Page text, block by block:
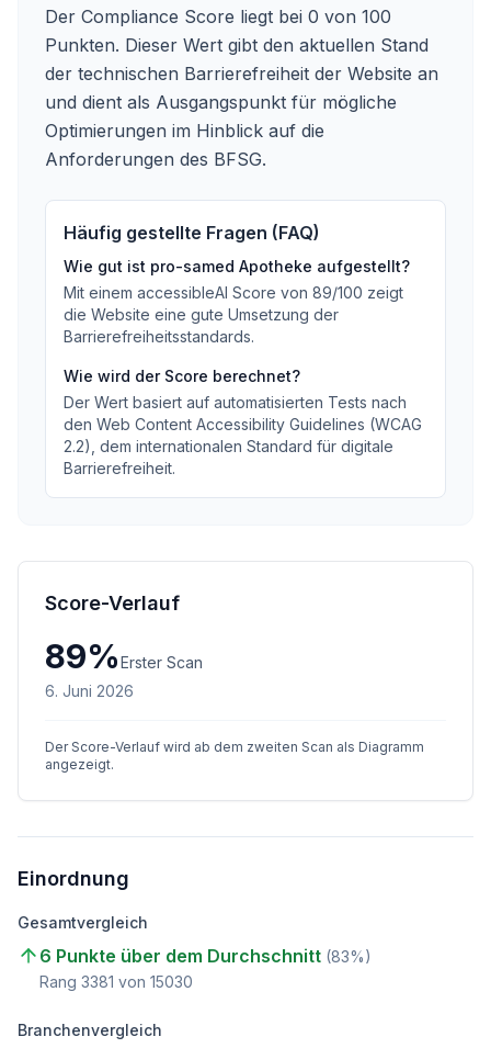
Der Compliance Score liegt bei 0 von 100
Punkten. Dieser Wert gibt den aktuellen Stand
der technischen Barrierefreiheit der Website an
und dient als Ausgangspunkt für mögliche
Optimierungen im Hinblick auf die
Anforderungen des BFSG.
Häufig gestellte Fragen (FAQ)
Wie gut ist pro-samed Apotheke aufgestellt?
Mit einem accessibleAI Score von 89/100 zeigt
die Website eine gute Umsetzung der
Barrierefreiheitsstandards.
Wie wird der Score berechnet?
Der Wert basiert auf automatisierten Tests nach
den Web Content Accessibility Guidelines (WCAG
2.2), dem internationalen Standard für digitale
Barrierefreiheit.
Score-Verlauf
89%Erster Scan
6. Juni 2026
Der Score-Verlauf wird ab dem zweiten Scan als Diagramm
angezeigt.
Einordnung
Gesamtvergleich
6 Punkte über dem Durchschnitt (83%)
Rang 3381 von 15030
Branchenvergleich